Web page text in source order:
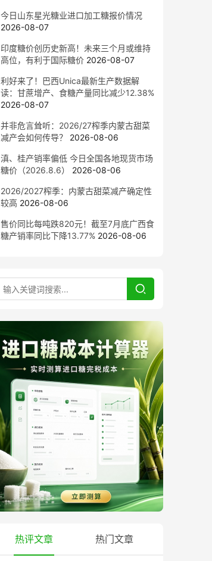
今日山东星光糖业进口加工糖报价情况
2026-08-07
印度糖价创历史新高！未来三个月或维持
高位，有利于国际糖价 2026-08-07
利好来了！巴西Unica最新生产数据解
读：甘蔗增产、食糖产量同比减少12.38%
2026-08-07
并非危言耸听：2026/27榨季内蒙古甜菜
减产会如何传导？
2026-08-06
滇、桂产销率偏低 今日全国各地现货市场
糖价（2026.8.6）
2026-08-06
2026/2027榨季：内蒙古甜菜减产确定性
较高 2026-08-06
售价同比每吨跌820元！截至7月底广西食
糖产销率同比下降13.77% 2026-08-06
热评文章 热门文章